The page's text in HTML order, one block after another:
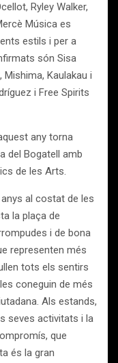
Ryley Walker,
Música es
estils i per a
són Sisa
Kaulakau i
i Free Spirits
any torna
del Bogatell amb
de les Arts.
al costat de les
la plaça de
i de bona
representen més
tots els sentirs
coneguin de més
Als estands,
seves activitats i la
que
és la gran